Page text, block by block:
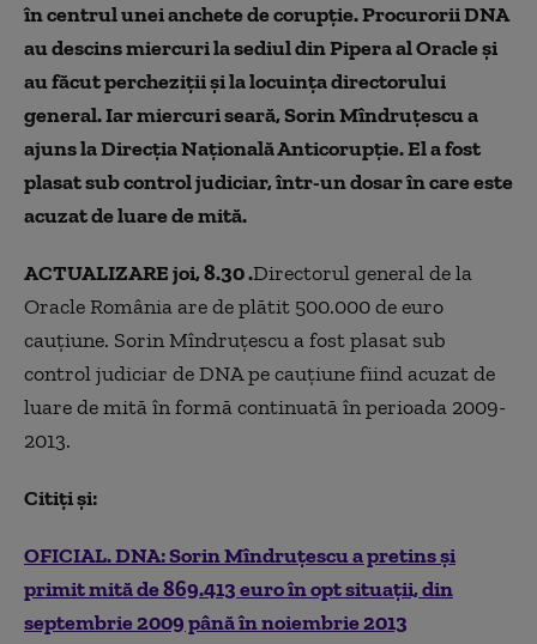
în centrul unei anchete de corupție. Procurorii DNA
au descins miercuri la sediul din Pipera al Oracle și
au făcut percheziții și la locuința directorului
general. Iar miercuri seară, Sorin Mîndruțescu a
ajuns la Direcția Națională Anticorupție. El a fost
plasat sub control judiciar, într-un dosar în care este
acuzat de luare de mită.
ACTUALIZARE joi, 8.30 .Directorul general de la
Oracle România are de plătit 500.000 de euro
cauțiune. Sorin Mîndruțescu a fost plasat sub
control judiciar de DNA pe cauțiune fiind acuzat de
luare de mită în formă continuată în perioada 2009-
2013.
Citiţi şi:
OFICIAL. DNA: Sorin Mîndruțescu a pretins și
primit mită de 869.413 euro în opt situații, din
septembrie 2009 până în noiembrie 2013